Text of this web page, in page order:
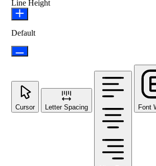
Line Height
Default
Cursor Letter Spacing Font